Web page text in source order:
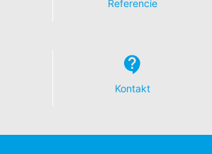
Referencie
Kontakt